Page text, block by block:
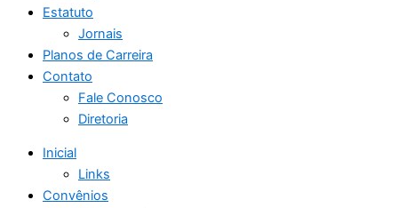
Estatuto
Jornais
Planos de Carreira
Contato
Fale Conosco
Diretoria
Inicial
Links
Convênios